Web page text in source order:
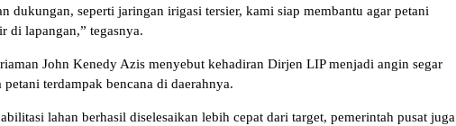
dukungan, seperti jaringan irigasi tersier, kami siap membantu agar petani
di lapangan,” tegasnya.
John Kenedy Azis menyebut kehadiran Dirjen LIP menjadi angin segar
terdampak bencana di daerahnya.
lahan berhasil diselesaikan lebih cepat dari target, pemerintah pusat juga